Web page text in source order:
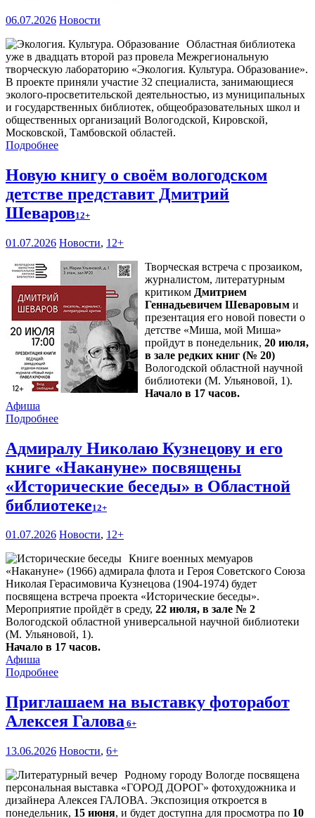
06.07.2026 Новости
Областная библиотека
уже в двадцать второй раз провела Межрегиональную
творческую лабораторию «Экология. Культура. Образование».
В проекте приняли участие 32 специалиста, занимающиеся
эколого-просветительской деятельностью, из муниципальных
и государственных библиотек, общеобразовательных школ и
общественных организаций Вологодской, Кировской,
Московской, Тамбовской областей.
Подробнее
Новую книгу о своём вологодском
детстве представит Дмитрий
Шеваров12+
01.07.2026 Новости, 12+
Творческая встреча с прозаиком,
журналистом, литературным
критиком Дмитрием
Геннадьевичем Шеваровым и
презентация его новой повести о
детстве «Миша, мой Миша»
пройдут в понедельник, 20 июля,
в зале редких книг (№ 20)
Вологодской областной научной
библиотеки (М. Ульяновой, 1).
Начало в 17 часов.
Афиша
Подробнее
Адмиралу Николаю Кузнецову и его
книге «Накануне» посвящены
«Исторические беседы» в Областной
библиотеке12+
01.07.2026 Новости, 12+
Книге военных мемуаров
«Накануне» (1966) адмирала флота и Героя Советского Союза
Николая Герасимовича Кузнецова (1904-1974) будет
посвящена встреча проекта «Исторические беседы».
Мероприятие пройдёт в среду, 22 июля, в зале № 2
Вологодской областной универсальной научной библиотеки
(М. Ульяновой, 1).
Начало в 17 часов.
Афиша
Подробнее
Приглашаем на выставку фоторабот
Алексея Галова 6+
13.06.2026 Новости, 6+
Родному городу Вологде посвящена
персональная выставка «ГОРОД ДОРОГ» фотохудожника и
дизайнера Алексея ГАЛОВА. Экспозиция откроется в
понедельник, 15 июня, и будет доступна для просмотра по 10